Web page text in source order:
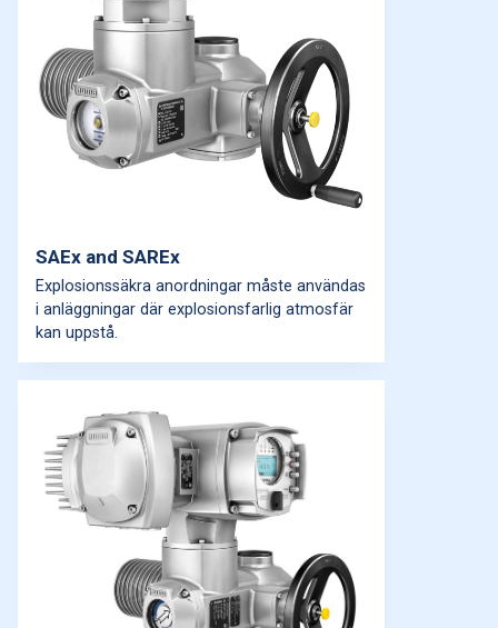
SAEx and SAREx
Explosionssäkra anordningar måste användas
i anläggningar där explosionsfarlig atmosfär
kan uppstå.